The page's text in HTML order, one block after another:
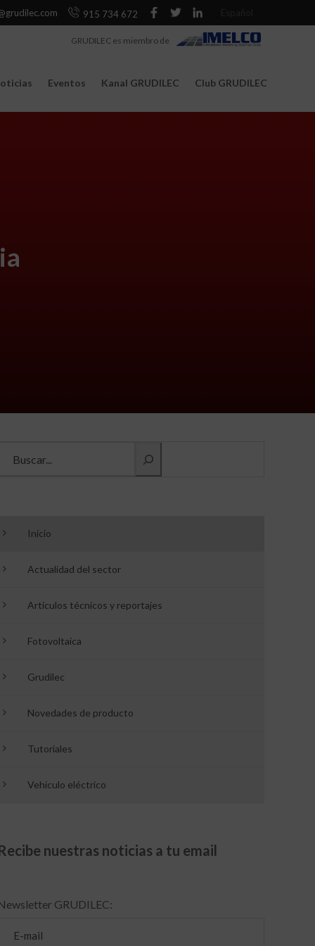
915 734 672
Eventos Kanal GRUDILEC Club GRUDILEC
GRUDILEC es miembro de
Inicio
Actualidad del sector
Artículos técnicos y reportajes
Fotovoltaica
Grudilec
Novedades de producto
Tutoriales
Vehículo eléctrico
nuestras noticias a tu email
GRUDILEC: